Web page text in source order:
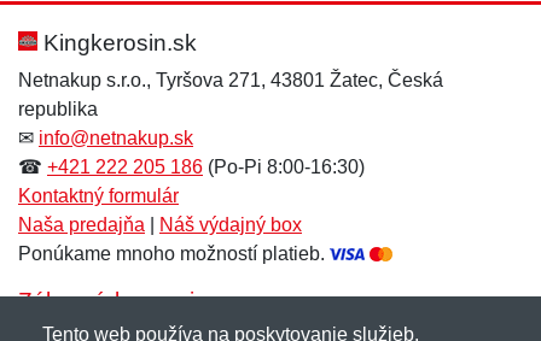
Hodnotenie:
Meno:*
E-mail:
Meno:
E-mail:*
Správa*
Kingkerosin.sk
Netnakup s.r.o., Tyršova 271, 43801 Žatec, Česká
republika
✉ info@netnakup.sk
☎ +421 222 205 186 (Po-Pi 8:00-16:30)
Kontaktný formulár
Naša predajňa
Náš výdajný box
Ponúkame mnoho možností platieb.
Zákaznícky servis
Tento web používa na poskytovanie služieb,